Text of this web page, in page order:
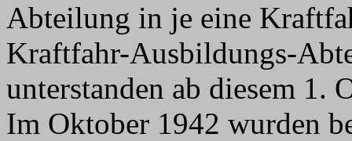
Abteilung in je eine
Kraftfahr-Ausbildungs-
unterstanden ab diesem 1.
Im Oktober 1942 wurden